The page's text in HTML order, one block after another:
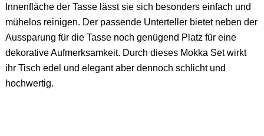
Innenfläche der Tasse lässt sie sich besonders einfach und
mühelos reinigen. Der passende Unterteller bietet neben der
Aussparung für die Tasse noch genügend Platz für eine
dekorative Aufmerksamkeit. Durch dieses Mokka Set wirkt
ihr Tisch edel und elegant aber dennoch schlicht und
hochwertig.